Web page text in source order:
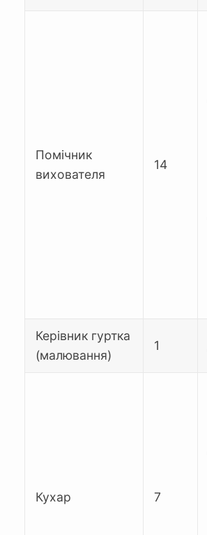
Помічник
вихователя
14
Керівник гуртка
(малювання)
1
Кухар 7